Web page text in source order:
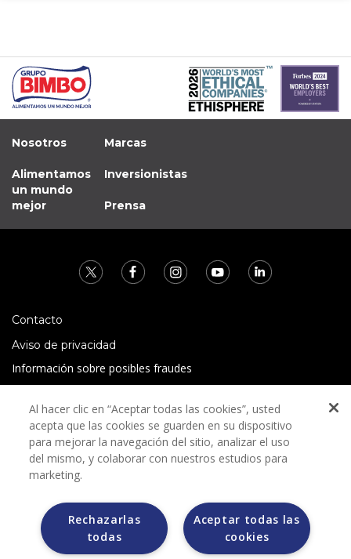
Nosotros
Alimentamos
un mundo
mejor
Marcas
Inversionistas
Prensa
Contacto
Aviso de privacidad
Información sobre posibles fraudes
Términos y condiciones
Grupo Bimbo no solicita ningún tipo de pago durante el
proceso de selección.
Al hacer clic en “Aceptar todas las cookies”, usted
acepta que las cookies se guarden en su dispositivo
para mejorar la navegación del sitio, analizar el uso
del mismo, y colaborar con nuestros estudios para
marketing.
Aceptar todas las
cookies
Rechazarlas
todas